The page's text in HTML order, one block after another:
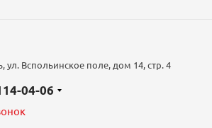
ул. Вспольинское поле, дом 14, стр. 4
04-06